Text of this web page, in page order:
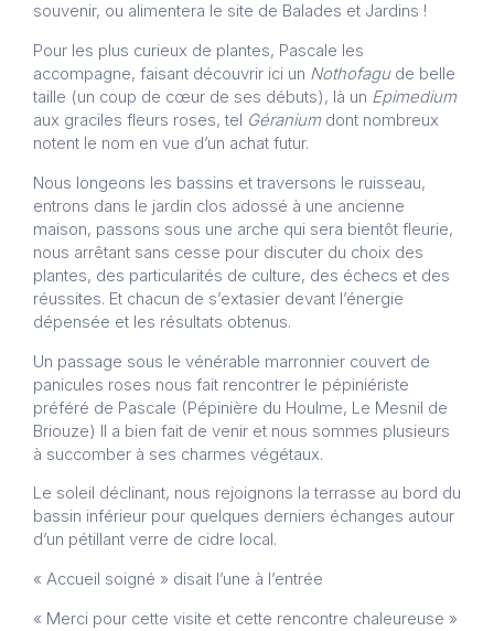
souvenir, ou alimentera le site de Balades et Jardins !
Pour les plus curieux de plantes, Pascale les
accompagne, faisant découvrir ici un Nothofagu de belle
taille (un coup de cœur de ses débuts), là un Epimedium
aux graciles fleurs roses, tel Géraniumdont nombreux
notent le nom en vue d’un achat futur.
Nous longeons les bassins et traversons le ruisseau,
entrons dans le jardin clos adossé à une ancienne
maison, passons sous une arche qui sera bientôt fleurie,
nous arrêtant sans cesse pour discuter du choix des
plantes, des particularités de culture, des échecs et des
réussites. Et chacun de s’extasier devant l’énergie
dépensée et les résultats obtenus.
Un passage sous le vénérable marronnier couvert de
panicules roses nous fait rencontrer le pépiniériste
préféré de Pascale (Pépinière du Houlme, Le Mesnil de
Briouze) Il a bien fait de venir et nous sommes plusieurs
à succomber à ses charmes végétaux.
Le soleil déclinant, nous rejoignons la terrasse au bord du
bassin inférieur pour quelques derniers échanges autour
d’un pétillant verre de cidre local.
« Accueil soigné » disait l’une à l’entrée
« Merci pour cette visite et cette rencontre chaleureuse »